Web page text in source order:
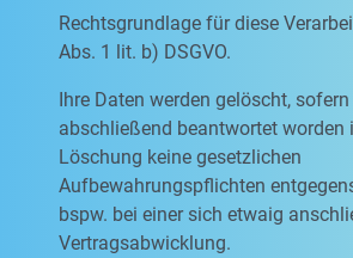
Rechtsgrundlage für diese
Abs. 1 lit. b) DSGVO.
Ihre Daten werden gelöscht,
abschließend beantwortet worden
Löschung keine gesetzlichen
Aufbewahrungspflichten
bspw. bei einer sich etwaig
Vertragsabwicklung.